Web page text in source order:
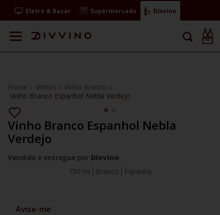
Eletro & Bazar Supermercado Divvino
Vinhos
Vinho Branco
Vinho Branco Espanhol Nebla Verdejo
Vinho Branco Espanhol Nebla
Verdejo
Vendido e entregue por Divvino
Branco
Espanha
750 ml
Avise-me